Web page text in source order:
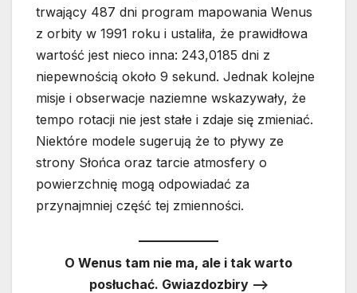
trwający 487 dni program mapowania Wenus
z orbity w 1991 roku i ustaliła, że prawidłowa
wartość jest nieco inna: 243,0185 dni z
niepewnością około 9 sekund. Jednak kolejne
misje i obserwacje naziemne wskazywały, że
tempo rotacji nie jest stałe i zdaje się zmieniać.
Niektóre modele sugerują że to pływy ze
strony Słońca oraz tarcie atmosfery o
powierzchnię mogą odpowiadać za
przynajmniej część tej zmienności.
O Wenus tam nie ma, ale i tak warto
posłuchać. Gwiazdozbiry —>